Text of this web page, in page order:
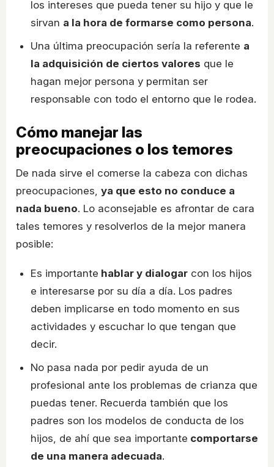
los intereses que pueda tener su hijo y que le
sirvan a la hora de formarse como persona.
Una última preocupación sería la referente a
la adquisición de ciertos valores que le
hagan mejor persona y permitan ser
responsable con todo el entorno que le rodea.
Cómo manejar las
preocupaciones o los temores
De nada sirve el comerse la cabeza con dichas
preocupaciones, ya que esto no conduce a
nada bueno. Lo aconsejable es afrontar de cara
tales temores y resolverlos de la mejor manera
posible:
Es importante hablar y dialogar con los hijos
e interesarse por su día a día. Los padres
deben implicarse en todo momento en sus
actividades y escuchar lo que tengan que
decir.
No pasa nada por pedir ayuda de un
profesional ante los problemas de crianza que
puedas tener. Recuerda también que los
padres son los modelos de conducta de los
hijos, de ahí que sea importante comportarse
de una manera adecuada.